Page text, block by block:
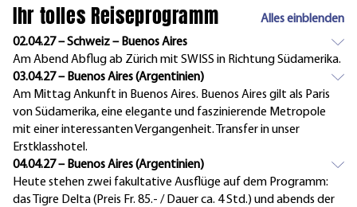
Ihr tolles Reiseprogramm
Alles einblenden
02.04.27 – Schweiz – Buenos Aires
Am Abend Abflug ab Zürich mit SWISS in Richtung Südamerika.
03.04.27 – Buenos Aires (Argentinien)
Am Mittag Ankunft in Buenos Aires. Buenos Aires gilt als Paris
von Südamerika, eine elegante und faszinierende Metropole
mit einer interessanten Vergangenheit. Transfer in unser
Erstklasshotel.
04.04.27 – Buenos Aires (Argentinien)
Heute stehen zwei fakultative Ausflüge auf dem Programm:
das Tigre Delta (Preis Fr. 85.- / Dauer ca. 4 Std.) und abends der